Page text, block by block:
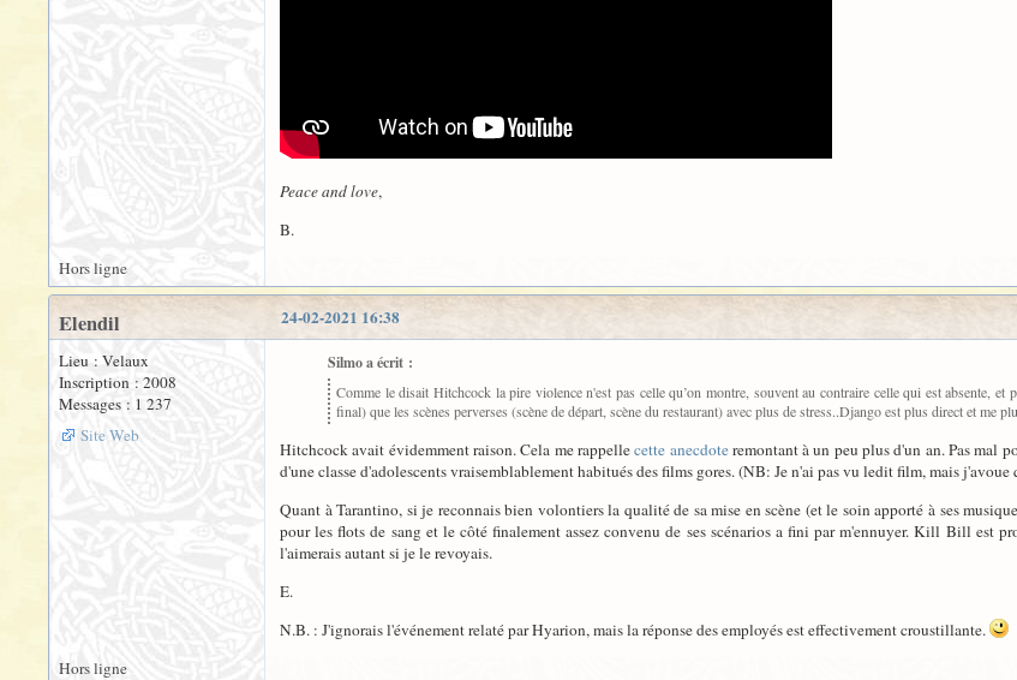
Peace and love,
B.
Hors ligne
24-02-2021 16:38
Elendil
Lieu : Velaux
Inscription : 2008
Messages : 1 237
Site Web
Silmo a écrit :
Comme le disait Hitchcock la pire violence n'est pas celle qu’on montre, souvent au contraire celle qui est absente,
final) que les scènes perverses (scène de départ, scène du restaurant) avec plus de stress..Django est plus direct et me
Hitchcock avait évidemment raison. Cela me rappellecette anecdoteremontant à un peu plus d'un an. Pas mal
d'une classe d'adolescents vraisemblablement habitués des films gores. (NB: Je n'ai pas vu ledit film, mais
Quant à Tarantino, si je reconnais bien volontiers la qualité de sa mise en scène (et le soin apporté à ses
pour les flots de sang et le côté finalement assez convenu de ses scénarios a fini par m'ennuyer. Kill Bill est
l'aimerais autant si je le revoyais.
E.
N.B. : J'ignorais l'événement relaté par Hyarion, mais la réponse des employés est effectivement croustillante.
Hors ligne